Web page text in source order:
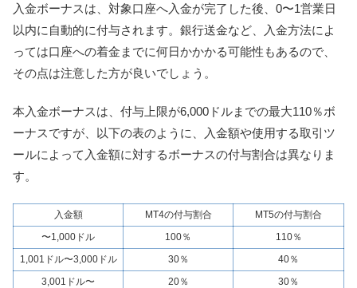
入金ボーナスは、対象口座へ入金が完了した後、0〜1営業日
以内に自動的に付与されます。銀行送金など、入金方法によ
っては口座への着金までに何日かかかる可能性もあるので、
その点は注意した方が良いでしょう。
本入金ボーナスは、付与上限が6,000ドルまでの最大110％ボ
ーナスですが、以下の表のように、入金額や使用する取引ツ
ールによって入金額に対するボーナスの付与割合は異なりま
す。
入金額 MT4の付与割合
MT5の付与割合
〜1,000ドル
100％
110％
1,001ドル〜3,000ドル
30％
40％
3,001ドル〜
20％ 30％